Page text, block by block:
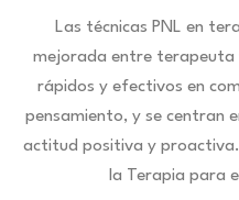
Las técnicas PNL en
mejorada entre terapeuta
rápidos y efectivos en
pensamiento, y se centran
actitud positiva y
la Terapia para